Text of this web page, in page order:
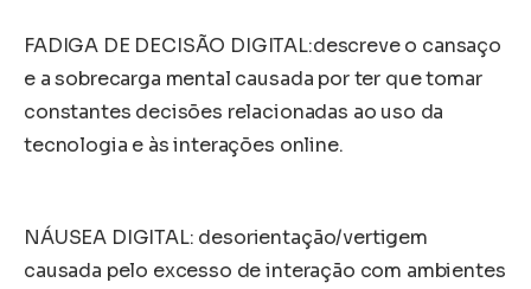
FADIGA DE DECISÃO DIGITAL:descreve o cansaço
e a sobrecarga mental causada por ter que tomar
constantes decisões relacionadas ao uso da
tecnologia e às interações online.
NÁUSEA DIGITAL: desorientação/vertigem
causada pelo excesso de interação com ambientes